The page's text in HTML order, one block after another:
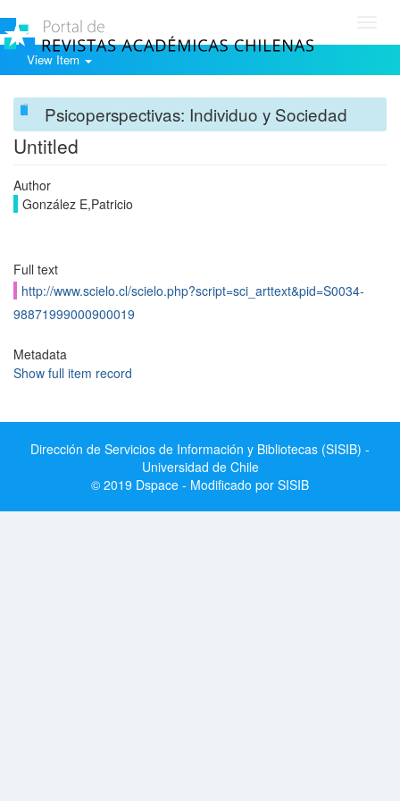
View Item
Psicoperspectivas: Individuo y Sociedad
Untitled
Author
González E,Patricio
Full text
http://www.scielo.cl/scielo.php?script=sci_arttext&pid=S0034-
98871999000900019
Metadata
Show full item record
Dirección de Servicios de Información y Bibliotecas (SISIB) -
Universidad de Chile
© 2019 Dspace - Modificado por SISIB